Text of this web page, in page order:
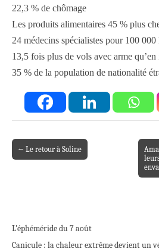
22,3 % de chômage
Les produits alimentaires 45 % plus
24 médecins spécialistes pour 100 000
13,5 fois plus de vols avec arme
35 % de la population de nationalité
Post navigation
← Le retour à Soline
L’éphéméride du 7 août
Canicule : la chaleur extrême devient un